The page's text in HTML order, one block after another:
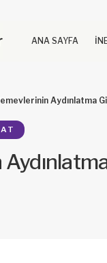
ANA SAYFA
Aydınlatma